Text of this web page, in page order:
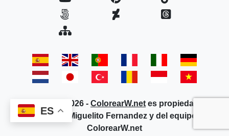
Copyright © 2026 - ColorearW.net es propiedad del
cofundador Miguelito Fernandez y del equipo de
ColorearW.net
ES